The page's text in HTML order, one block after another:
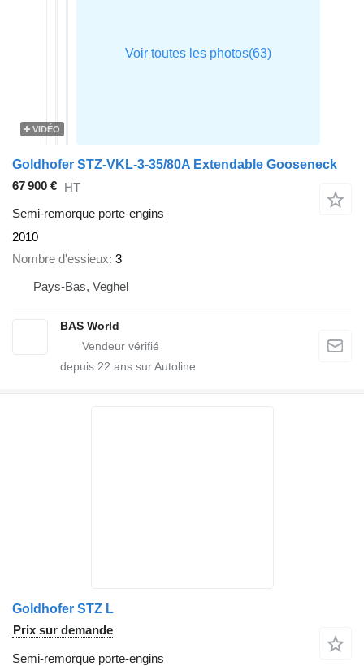
VIDÉO
Goldhofer STZ-VKL-3-35/80A Extendable Gooseneck
67 900 € HT
Semi-remorque porte-engins
2010
Nombre d'essieux 3
Pays-Bas, Veghel
BAS World
depuis 22 ans sur Autoline
Goldhofer STZ L
Prix sur demande
Semi-remorque porte-engins